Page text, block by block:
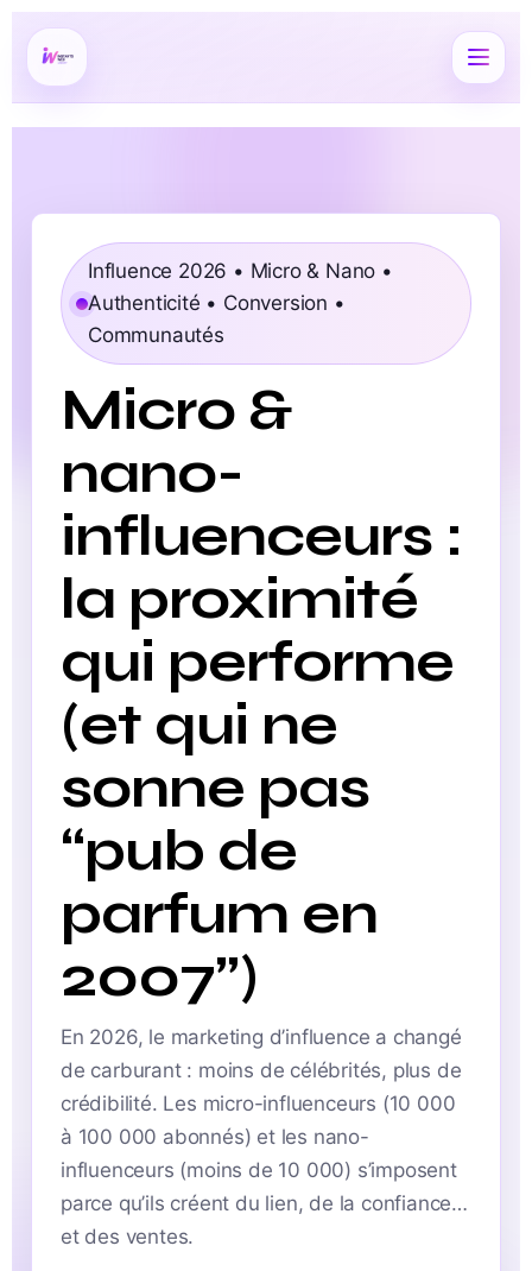
Influence 2026 • Micro & Nano •
Authenticité • Conversion •
Communautés
Micro &
nano-
influenceurs :
la proximité
qui performe
(et qui ne
sonne pas
“pub de
parfum en
2007”)
En 2026, le marketing d’influence a changé
de carburant : moins de célébrités, plus de
crédibilité. Les micro-influenceurs (10 000
à 100 000 abonnés) et les nano-
influenceurs (moins de 10 000) s’imposent
parce qu’ils créent du lien, de la confiance…
et des ventes.